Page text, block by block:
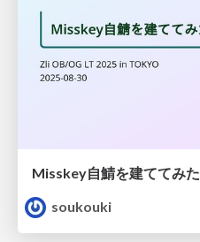
Misskey自鯖を建ててみた
soukouki